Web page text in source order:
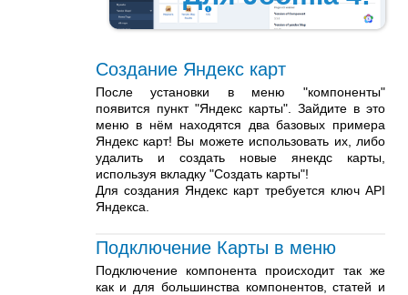
Создание Яндекс карт
После установки в меню "компоненты"
появится пункт "Яндекс карты". Зайдите в это
меню в нём находятся два базовых примера
Яндекс карт! Вы можете использовать их, либо
удалить и создать новые янекдс карты,
используя вкладку "Создать карты"!
Для создания Яндекс карт требуется ключ API
Яндекса.
Подключение Карты в меню
Подключение компонента происходит так же
как и для большинства компонентов, статей и